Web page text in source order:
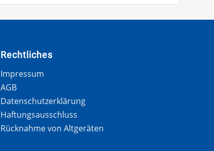
Rechtliches
Impressum
AGB
Datenschutzerklärung
Haftungsausschluss
Rücknahme von Altgeräten